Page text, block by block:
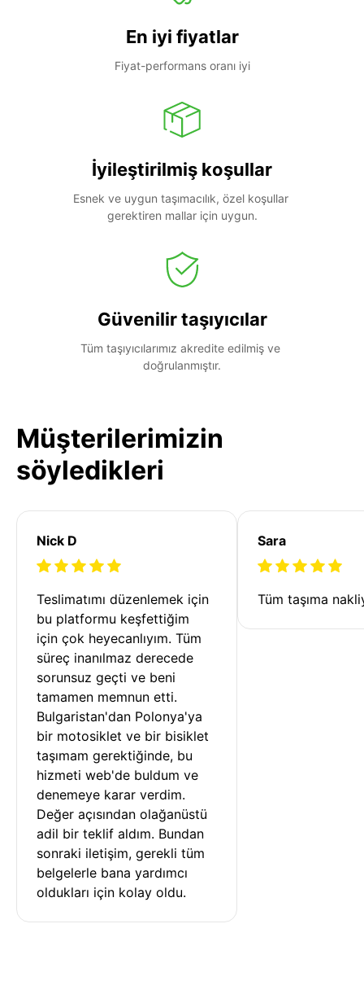
En iyi fiyatlar
Fiyat-performans oranı iyi
İyileştirilmiş koşullar
Esnek ve uygun taşımacılık, özel koşullar
gerektiren mallar için uygun.
Güvenilir taşıyıcılar
Tüm taşıyıcılarımız akredite edilmiş ve
doğrulanmıştır.
Müşterilerimizin
söyledikleri
Nick D
Teslimatımı düzenlemek için
bu platformu keşfettiğim
için çok heyecanlıyım. Tüm
süreç inanılmaz derecede
sorunsuz geçti ve beni
tamamen memnun etti.
Bulgaristan'dan Polonya'ya
bir motosiklet ve bir bisiklet
taşımam gerektiğinde, bu
hizmeti web'de buldum ve
denemeye karar verdim.
Değer açısından olağanüstü
adil bir teklif aldım. Bundan
sonraki iletişim, gerekli tüm
belgelerle bana yardımcı
oldukları için kolay oldu.
Sara
Tüm taşıma